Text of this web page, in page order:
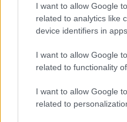
I want to allow Google
related to analytics like
device identifiers in apps.
I want to allow Google
related to functionality
I want to allow Google
related to
Η Μαρία Καρυστιανού
στην Δυτική